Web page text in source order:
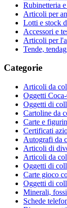
Rubinetteria
Articoli per
Lotti e stock
Accessori e
Articoli per
Tende,
Categorie
Articoli da
Oggetti
Oggetti di
Cartoline da
Carte e
Certificati
Autografi da
Articoli di
Articoli da
Oggetti di
Carte gioco
Oggetti di
Minerali,
Schede